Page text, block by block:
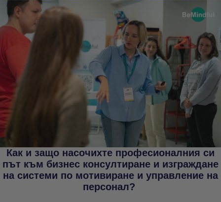
Как и защо насочихте професионалния си
път към бизнес консултиране и изграждане
на системи по мотивиране и управление на
персонал?